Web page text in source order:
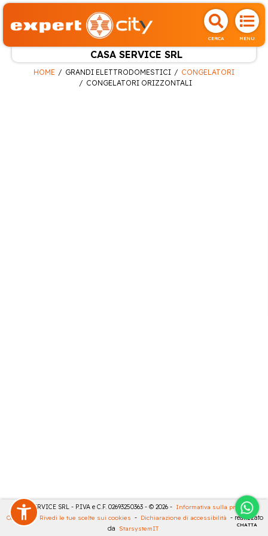
CERCA MENU
CASA SERVICE SRL
CHATTA
HOME GRANDI ELETTRODOMESTICI
CONGELATORI
CONGELATORI ORIZZONTALI
CASA SERVICE SRL - P.IVA e C.F. 02693250363 - © 2026 - Informativa sulla privacy -
Cookies
- Rivedi le tue scelte sui cookies - Dichiarazione di accessibilità - realizzato
da StarsystemIT